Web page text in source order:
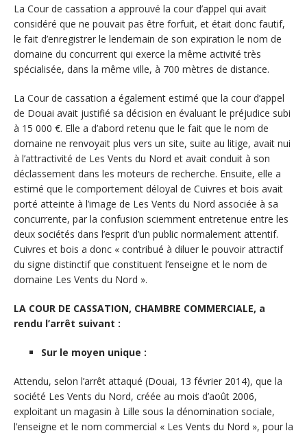
La Cour de cassation a approuvé la cour d’appel qui avait
considéré que ne pouvait pas être forfuit, et était donc fautif,
le fait d’enregistrer le lendemain de son expiration le nom de
domaine du concurrent qui exerce la même activité très
spécialisée, dans la même ville, à 700 mètres de distance.
La Cour de cassation a également estimé que la cour d’appel
de Douai avait justifié sa décision en évaluant le préjudice subi
à 15 000 €. Elle a d’abord retenu que le fait que le nom de
domaine ne renvoyait plus vers un site, suite au litige, avait nui
à l’attractivité de Les Vents du Nord et avait conduit à son
déclassement dans les moteurs de recherche. Ensuite, elle a
estimé que le comportement déloyal de Cuivres et bois avait
porté atteinte à l’image de Les Vents du Nord associée à sa
concurrente, par la confusion sciemment entretenue entre les
deux sociétés dans l’esprit d’un public normalement attentif.
Cuivres et bois a donc « contribué à diluer le pouvoir attractif
du signe distinctif que constituent l’enseigne et le nom de
domaine Les Vents du Nord ».
LA COUR DE CASSATION, CHAMBRE COMMERCIALE, a
rendu l’arrêt suivant :
Sur le moyen unique :
Attendu, selon l’arrêt attaqué (Douai, 13 février 2014), que la
société Les Vents du Nord, créée au mois d’août 2006,
exploitant un magasin à Lille sous la dénomination sociale,
l’enseigne et le nom commercial « Les Vents du Nord », pour la